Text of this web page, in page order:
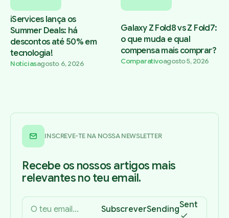
iServices lança os
Summer Deals: há
descontos até 50% em
tecnologia!
Notíciasagosto 6, 2026
Galaxy Z Fold8 vs Z Fold7:
o que muda e qual
compensa mais comprar?
Comparativoagosto 5, 2026
INSCREVE-TE NA NOSSA NEWSLETTER
Recebe os nossos artigos mais
relevantes no teu email.
SubscreverSendingSent